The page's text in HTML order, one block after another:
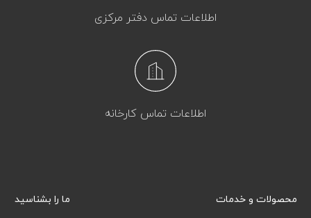
اطلاعات تماس دفتر مرکزی
اطلاعات تماس کارخانه
محصولات و خدمات ما را بشناسید